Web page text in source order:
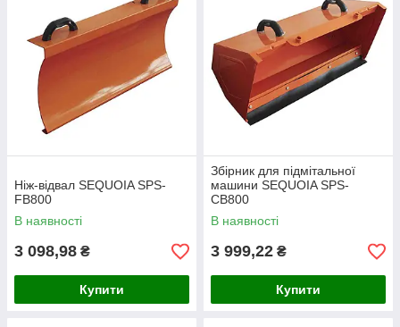
Ніж-відвал SEQUOIA SPS-
FB800
В наявності
3 098,98 ₴
Купити
Збірник для підмітальної
машини SEQUOIA SPS-
CB800
В наявності
3 999,22 ₴
Купити